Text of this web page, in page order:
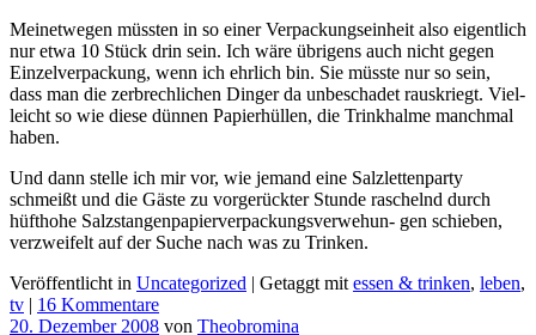
Meinetwegen müssten in so einer Verpackungseinheit also eigentlich
nur etwa 10 Stück drin sein. Ich wäre übrigens auch nicht gegen
Einzelverpackung, wenn ich ehrlich bin. Sie müsste nur so sein,
dass man die zerbrechlichen Dinger da unbeschadet rauskriegt. Viel-
leicht so wie diese dünnen Papierhüllen, die Trinkhalme manchmal
haben.
Und dann stelle ich mir vor, wie jemand eine Salzlettenparty
schmeißt und die Gäste zu vorgerückter Stunde raschelnd durch
hüfthohe Salzstangenpapierverpackungsverwehun- gen schieben,
verzweifelt auf der Suche nach was zu Trinken.
Veröffentlicht in Uncategorized | Getaggt mit essen & trinken, leben,
tv | 16 Kommentare
20. Dezember 2008 von Theobromina